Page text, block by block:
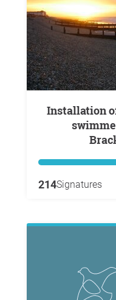
Installation of outdoor showers for
214Signatures